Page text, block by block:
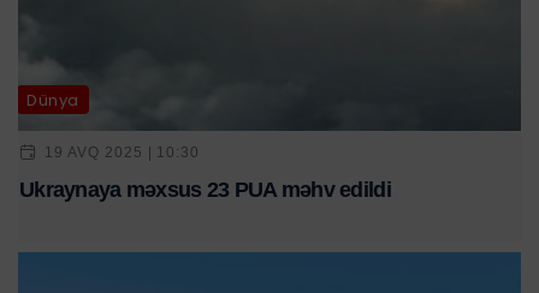
Dünya
19 AVQ 2025 | 10:30
Ukraynaya məxsus 23 PUA məhv edildi